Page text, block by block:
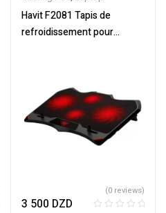
Havit F2081 Tapis de
refroidissement pour
dissipation de la chaleur
3 500 DZD
(0 reviews)